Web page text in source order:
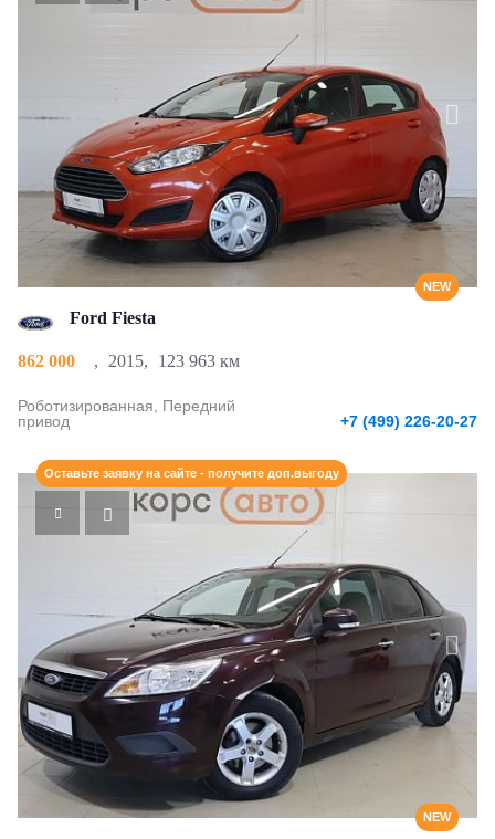
NEW
Ford Fiesta
862 000 , 2015, 123 963 км
Роботизированная, Передний
привод
+7 (499) 226-20-27
NEW
Оставьте заявку на сайте - получите доп.выгоду